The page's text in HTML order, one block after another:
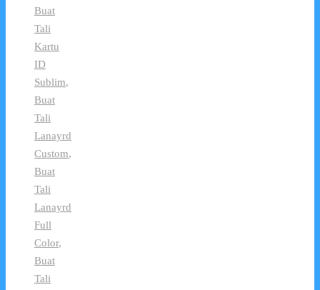
Buat
Tali
Kartu
ID
Sublim,
Buat
Tali
Lanayrd
Custom,
Buat
Tali
Lanayrd
Full
Color,
Buat
Tali